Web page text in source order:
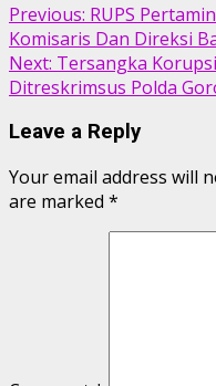
Previous: RUPS
Komisaris Dan Direksi
Next: Tersangka
Ditreskrimsus Polda
Leave a Reply
Your email address will
are marked *